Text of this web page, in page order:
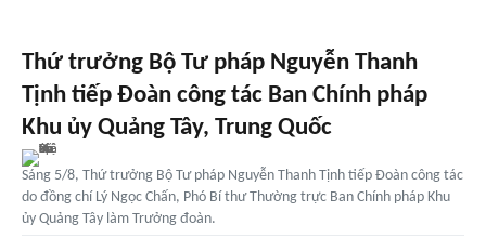
Thứ trưởng Bộ Tư pháp Nguyễn Thanh
Tịnh tiếp Đoàn công tác Ban Chính pháp
Khu ủy Quảng Tây, Trung Quốc
Sáng 5/8, Thứ trưởng Bộ Tư pháp Nguyễn Thanh Tịnh tiếp Đoàn công tác
do đồng chí Lý Ngọc Chấn, Phó Bí thư Thường trực Ban Chính pháp Khu
ủy Quảng Tây làm Trưởng đoàn.